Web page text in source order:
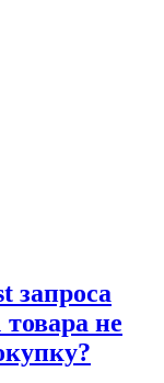
запроса
не